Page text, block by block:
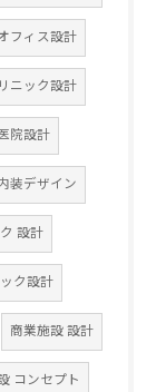
フィス設計
ニック設計
院設計
装デザイン
設計
ク設計
商業施設 設計
コンセプト